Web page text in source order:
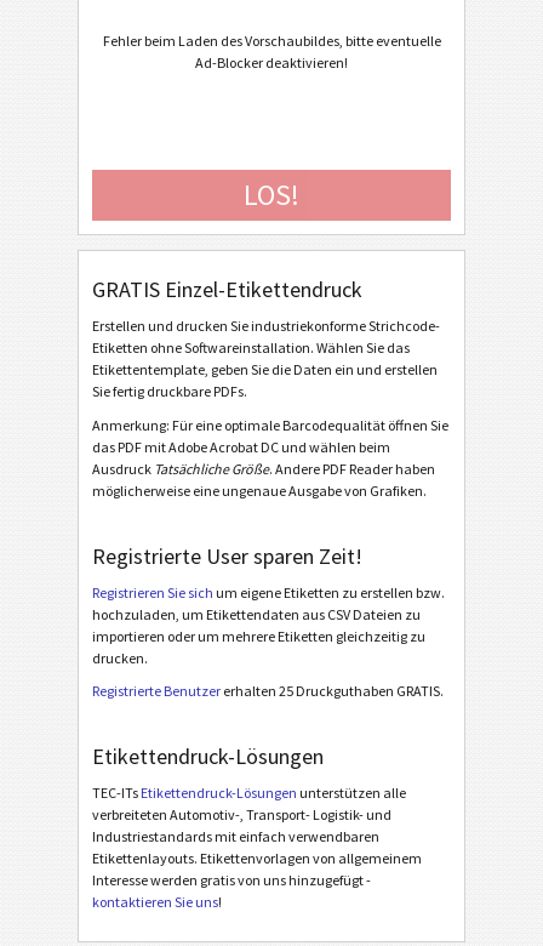
O Odette
Odette OTL 1 (V1Rev4) - Master Mixed
Odette OTL 3 - Generic
Odette OTL 3 - Single / Master
Odette OTL 3 - Master Multiple
Odette OTL 3 - Master Mixed
Odette OTL 3 - License Plate - Single / Master
Odette OTL 3 - License Plate - Master Multiple
Odette OTL 3 - L3P License Plate - Master Mixed
G
Galia
B BOSCH
Fehler beim Laden des Vorschaubildes, bitte eventuelle
Ad-Blocker deaktivieren!
LOS!
GRATIS Einzel-Etikettendruck
Erstellen und drucken Sie industriekonforme Strichcode-
Etiketten ohne Softwareinstallation. Wählen Sie das
Etikettentemplate, geben Sie die Daten ein und erstellen
Sie fertig druckbare PDFs.
Anmerkung: Für eine optimale Barcodequalität öffnen Sie
das PDF mit Adobe Acrobat DC und wählen beim
Ausdruck Tatsächliche Größe. Andere PDF Reader haben
möglicherweise eine ungenaue Ausgabe von Grafiken.
Registrierte User sparen Zeit!
Registrieren Sie sich um eigene Etiketten zu erstellen bzw.
hochzuladen, um Etikettendaten aus CSV Dateien zu
importieren oder um mehrere Etiketten gleichzeitig zu
drucken.
Registrierte Benutzer erhalten 25 Druckguthaben GRATIS.
Etikettendruck-Lösungen
TEC-ITs Etikettendruck-Lösungen unterstützen alle
verbreiteten Automotiv-, Transport- Logistik- und
Industriestandards mit einfach verwendbaren
Etikettenlayouts. Etikettenvorlagen von allgemeinem
Interesse werden gratis von uns hinzugefügt -
kontaktieren Sie uns!